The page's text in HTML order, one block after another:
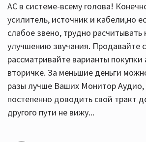
АС в системе-всему голова!
усилитель, источник и кабели,но
слабое звено, трудно расчитывать
улучшению звучания. Продавайте
рассматривайте варианты покупки
вторичке. За меньшие деньги
разы лучше Ваших Монитор Аудио,
постепенно доводить свой тракт
другого пути не вижу...